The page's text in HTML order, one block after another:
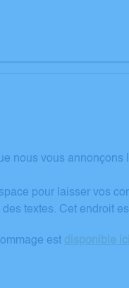
nous vous
pour laisser vos
textes. Cet endroit
est disponible ici